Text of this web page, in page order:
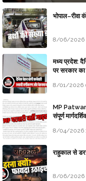
भोपाल–रीवा
8/06/2026
मध्य प्रदेश:
पर सरकार का
8/01/2026
MP
संपूर्ण
8/04/2026
राहुकाल से
8/06/2026